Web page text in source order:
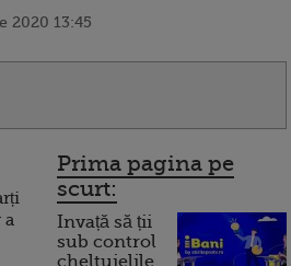
2020 13:45
a
Prima pagina pe
scurt:
Invață să ții
sub control
cheltuielile